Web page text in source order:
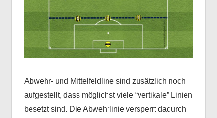
Abwehr- und Mittelfeldline sind zusätzlich noch
aufgestellt, dass möglichst viele “vertikale” Linien
besetzt sind. Die Abwehrlinie versperrt dadurch